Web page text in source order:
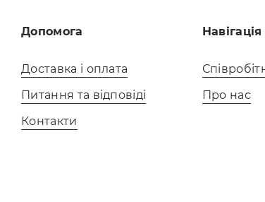
Допомога
Доставка і оплата
Питання та відповіді
Контакти
Навігація
Про нас